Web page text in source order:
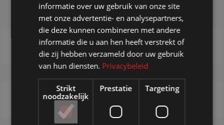
Displays uit voorraad
Aluminium profielen
informatie over uw gebruik van onze site
met onze advertentie- en analysepartners,
die deze kunnen combineren met andere
informatie die u aan hen heeft verstrekt of
die zij hebben verzameld door uw gebruik
van hun diensten. Privacybeleid
Strikt
noodzakelijk
Prestatie Targeting